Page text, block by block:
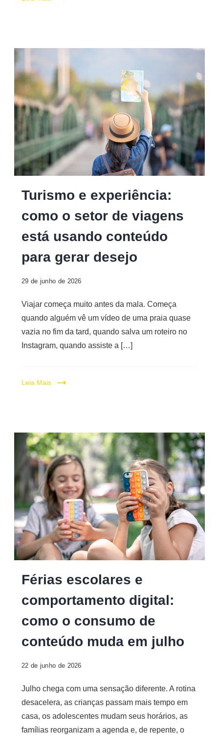
Turismo e experiência:
como o setor de viagens
está usando conteúdo
para gerar desejo
29 de junho de 2026
Viajar começa muito antes da mala. Começa
quando alguém vê um vídeo de uma praia quase
vazia no fim da tard, quando salva um roteiro no
Instagram, quando assiste a […]
Leia Mais
Férias escolares e
comportamento digital:
como o consumo de
conteúdo muda em julho
22 de junho de 2026
Julho chega com uma sensação diferente. A rotina
desacelera, as crianças passam mais tempo em
casa, os adolescentes mudam seus horários, as
famílias reorganizam a agenda e, de repente, o